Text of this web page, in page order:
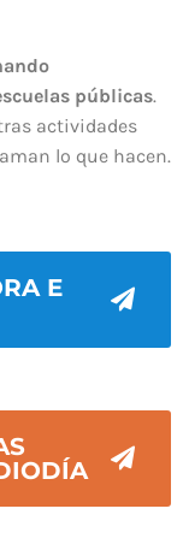
públicas.
actividades
lo que hacen.
E